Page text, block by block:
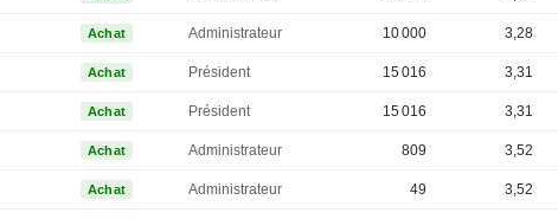
Achat Administrateur 10 000 3,28
Achat Président 15 016 3,31
Achat Président 15 016 3,31
Achat Administrateur 809 3,52
Achat Administrateur 49 3,52